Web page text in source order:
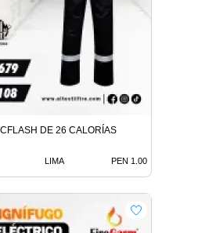
DE 26 CALORÍAS
LIMA PEN 1.00